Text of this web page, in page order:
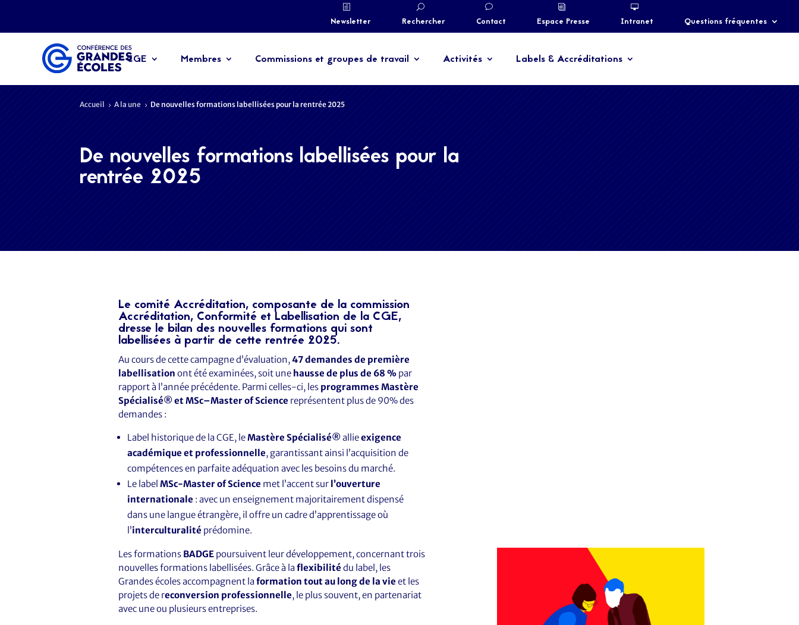
Newsletter Rechercher Contact Espace Presse Intranet Questions fréquentes
CGE Membres Commissions et groupes de travail Activités Labels & Accréditations
Accueil 5 A la une 5 De nouvelles formations labellisées pour la rentrée 2025
De nouvelles formations labellisées pour la
rentrée 2025
Le comité Accréditation, composante de la commission
Accréditation, Conformité et Labellisation de la CGE,
dresse le bilan des nouvelles formations qui sont
labellisées à partir de cette rentrée 2025.
Au cours de cette campagne d’évaluation, 47 demandes de première
labellisation ont été examinées, soit une hausse de plus de 68 %par
rapport à l’année précédente. Parmi celles-ci, les programmes Mastère
Spécialisé® et MSc–Master of Science représentent plus de 90% des
demandes :
Label historique de la CGE, leMastère Spécialisé® allieexigence
académique et professionnelle, garantissant ainsi l’acquisition de
compétences en parfaite adéquation avec les besoins du marché.
Le label MSc-Master of Science met l’accent sur l’ouverture
internationale : avec un enseignement majoritairement dispensé
dans une langue étrangère, il offre un cadre d’apprentissage où
l’interculturalité prédomine.
Les formations BADGE poursuivent leur développement, concernant trois
nouvelles formations labellisées. Grâce à la flexibilité du label, les
Grandes écoles accompagnent la formation tout au long de la vie et les
projets de reconversion professionnelle, le plus souvent, en partenariat
avec une ou plusieurs entreprises.